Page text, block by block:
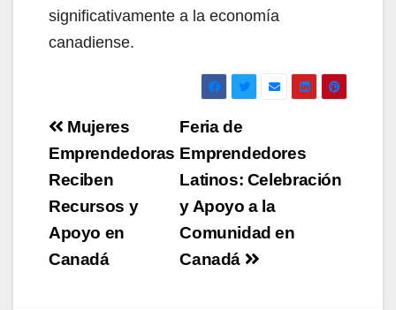
significativamente a la economía
canadiense.
Navegación
de
entradas
Feria de
Emprendedores
Latinos: Celebración
y Apoyo a la
Comunidad en
Canadá
Mujeres
Emprendedoras
Reciben
Recursos y
Apoyo en
Canadá